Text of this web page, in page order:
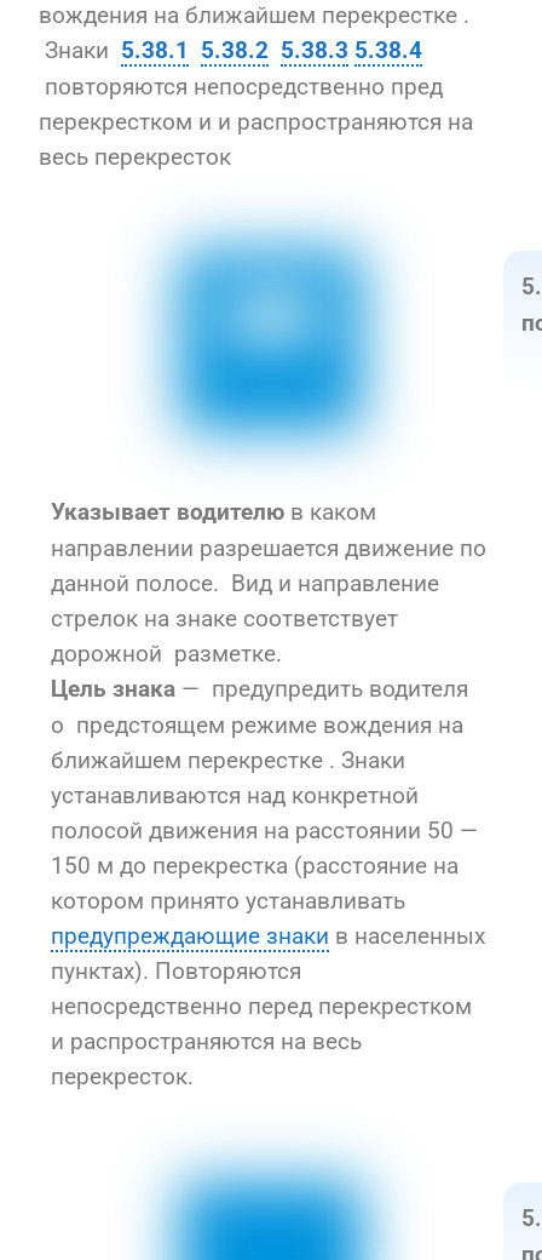
вождения на ближайшем перекрестке .
Знаки 5.38.1 5.38.2 5.38.3 5.38.4
повторяются непосредственно пред
перекрестком и и распространяются на
весь перекресток
Указывает водителю в каком
направлении разрешается движение по
данной полосе. Вид и направление
стрелок на знаке соответствует
дорожной разметке.
Цель знака — предупредить водителя
о предстоящем режиме вождения на
ближайшем перекрестке . Знаки
устанавливаются над конкретной
полосой движения на расстоянии 50 —
150 м до перекрестка (расстояние на
котором принято устанавливать
предупреждающие знаки в населенных
пунктах). Повторяются
непосредственно перед перекрестком
и распространяются на весь
перекресток.